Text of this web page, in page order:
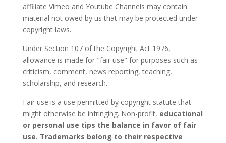
affiliate Vimeo and Youtube Channels may contain
material not owed by us that may be protected under
copyright laws.
Under Section 107 of the Copyright Act 1976,
allowance is made for "fair use" for purposes such as
criticism, comment, news reporting, teaching,
scholarship, and research.
Fair use is a use permitted by copyright statute that
might otherwise be infringing. Non-profit, educational
or personal use tips the balance in favor of fair
use. Trademarks belong to their respective